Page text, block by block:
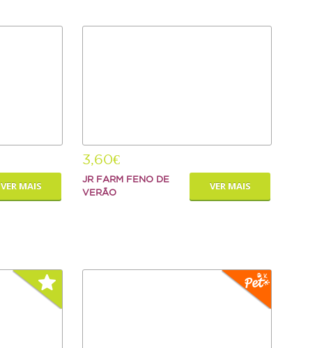
VER MAIS
3,60€
JR FARM FENO DE
VERÃO
VER MAIS